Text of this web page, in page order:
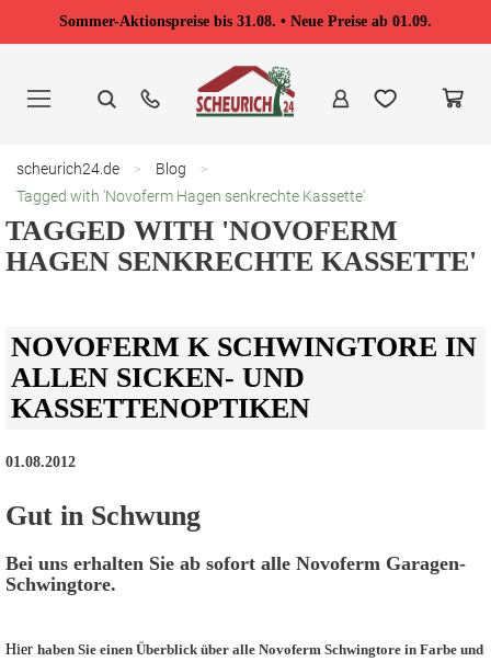
Sommer-Aktionspreise bis 31.08. • Neue Preise ab 01.09.
springen
scheurich24.de
Blog
Tagged with 'Novoferm Hagen senkrechte Kassette'
TAGGED WITH 'NOVOFERM
HAGEN SENKRECHTE KASSETTE'
NOVOFERM K SCHWINGTORE IN
ALLEN SICKEN- UND
KASSETTENOPTIKEN
01.08.2012
Gut in Schwung
Bei uns erhalten Sie ab sofort alle Novoferm Garagen-
Schwingtore.
Hier haben Sie einen Überblick über alle Novoferm Schwingtore in Farbe und